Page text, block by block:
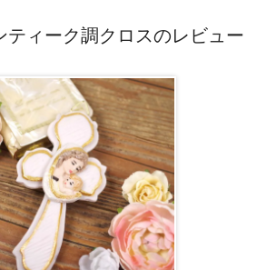
ィーク調クロスのレビュー